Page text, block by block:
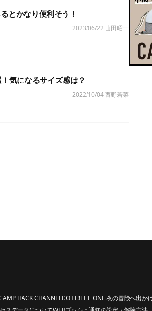
とかなり便利そう！
2023/06/22 山田昭一
気になるサイズ感は？
2022/10/04 西野若菜
HACK CHANNELDO IT!!THE ONE.夜の冒険へ出か